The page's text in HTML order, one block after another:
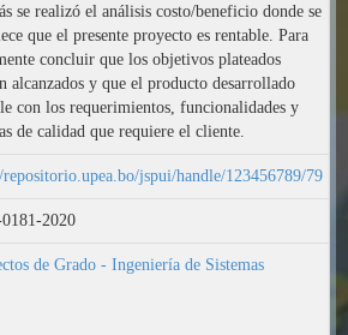
se realizó el análisis costo/beneficio donde se
que el presente proyecto es rentable. Para
concluir que los objetivos plateados
alcanzados y que el producto desarrollado
con los requerimientos, funcionalidades y
de calidad que requiere el cliente.
jspui/handle/123456789/79
2020
de Grado - Ingeniería de Sistemas